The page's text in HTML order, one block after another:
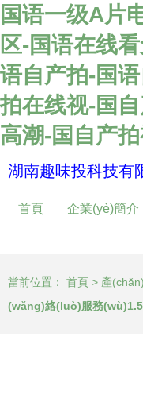
国语一级A片
区-国语在线
语自产拍-国
拍在线视-国
高潮-国自产
湖南趣味投科技有
首頁 企業(yè)簡介
當前位置： 首頁 > 產
(wǎng)絡(luò)服務